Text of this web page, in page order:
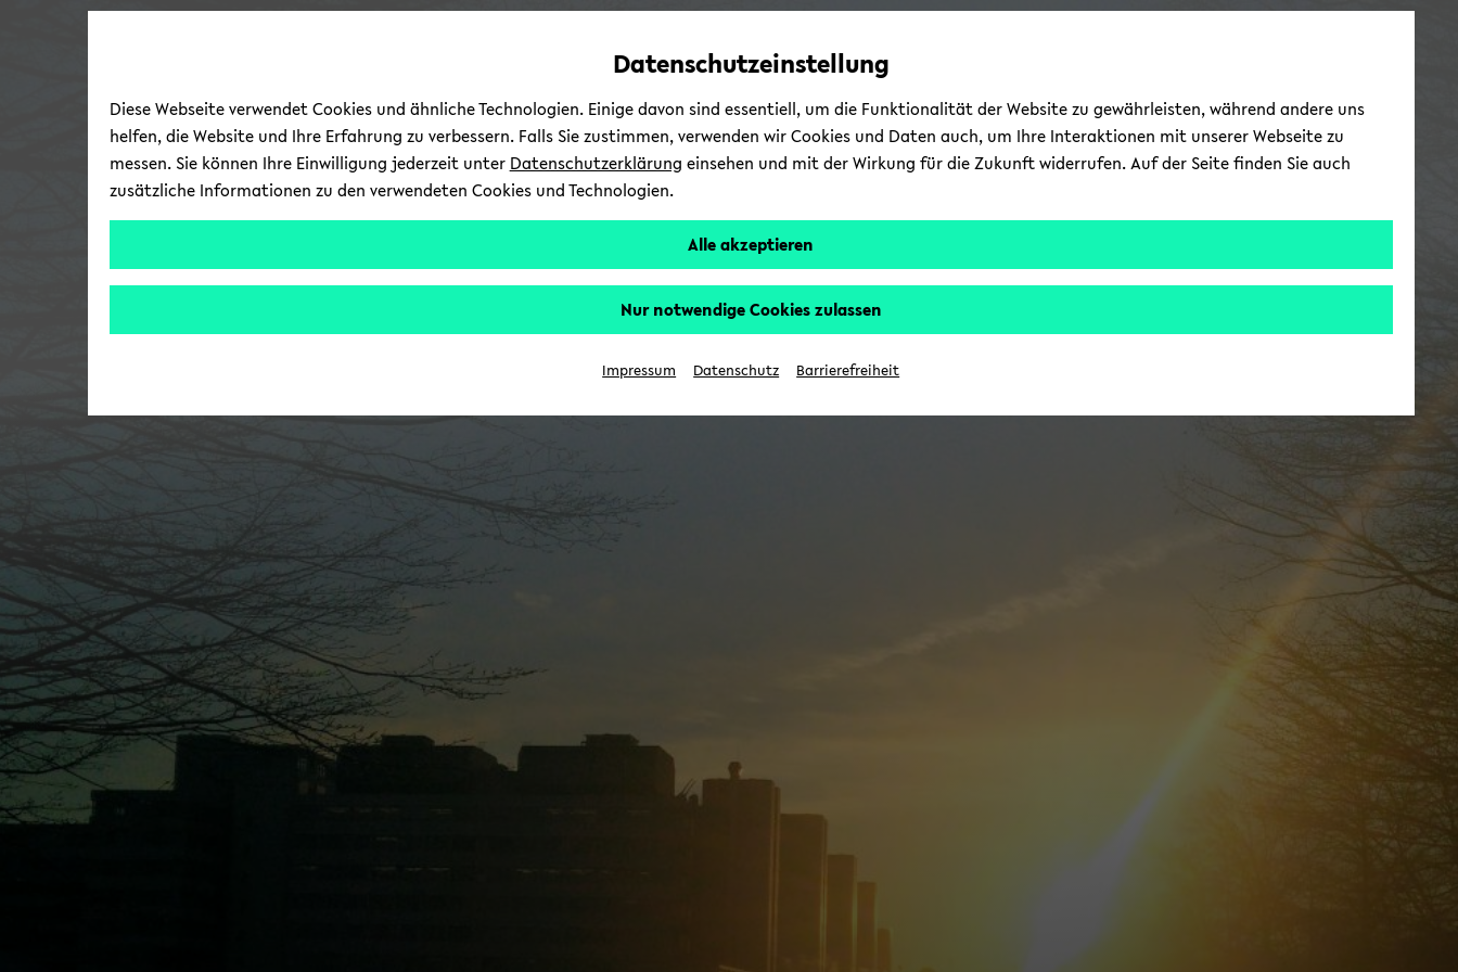
Automatische
vermeiden
skip
main
skip
main
skip
footer
Datenschutzeinstellung
Diese Webseite verwendet Cookies und ähnliche Technologien. Einige davon sind essentiell, um die Funktionalität der Website zu gewährleisten, während andere uns
helfen, die Website und Ihre Erfahrung zu verbessern. Falls Sie zustimmen, verwenden wir Cookies und Daten auch, um Ihre Interaktionen mit unserer Webseite zu
messen. Sie können Ihre Einwilligung jederzeit unter Datenschutzerklärung einsehen und mit der Wirkung für die Zukunft widerrufen. Auf der Seite finden Sie auch
zusätzliche Informationen zu den verwendeten Cookies und Technologien.
Alle akzeptieren
Nur notwendige Cookies zulassen
Impressum Datenschutz Barrierefreiheit